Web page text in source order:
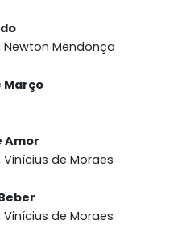
Newton Mendonça
Março
Amor
de Moraes
de Moraes